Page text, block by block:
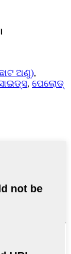
ଅଣୁ),
, ପେଲୋଡ୍